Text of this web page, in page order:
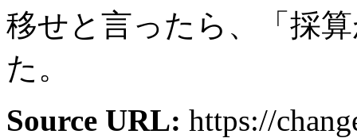
移せと言ったら、「採
た。
Source URL: https://